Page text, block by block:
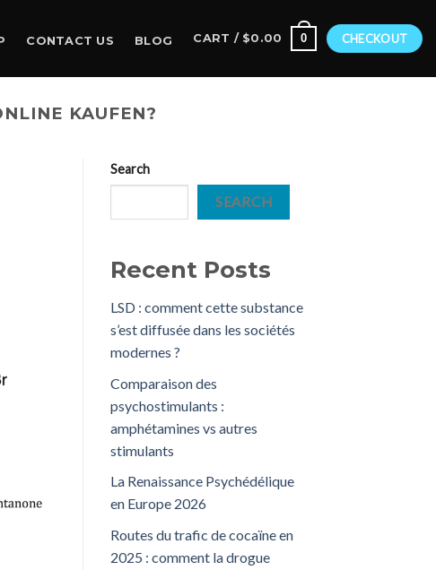
CONTACT US BLOG CART / $0.00 0 CHECKOUT
KAUFEN?
Search
SEARCH
Recent Posts
LSD : comment cette substance
s’est diffusée dans les sociétés
modernes ?
Comparaison des
psychostimulants :
amphétamines vs autres
stimulants
La Renaissance Psychédélique
en Europe 2026
Routes du trafic de cocaïne en
2025 : comment la drogue